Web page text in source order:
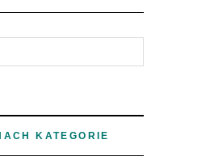
KATEGORIE